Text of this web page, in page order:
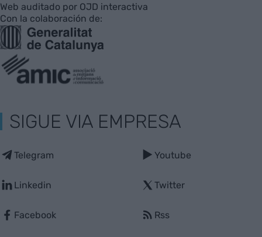
Web auditado por OJD interactiva
Con la colaboración de:
SIGUE VIA EMPRESA
Telegram
Linkedin
Facebook
Youtube
Twitter
Rss